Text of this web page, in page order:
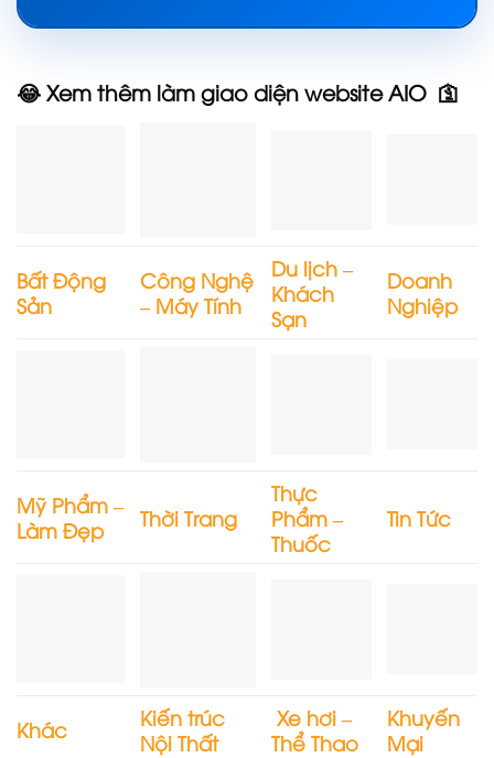
😂 Xem thêm làm giao diện website AIO 🛐
Bất Động
Sản
Công Nghệ
– Máy Tính
Du lịch –
Khách
Sạn
Doanh
Nghiệp
Mỹ Phẩm –
Làm Đẹp
Thời Trang
Thực
Phẩm –
Thuốc
Tin Tức
Khác
Kiến trúc
Nội Thất
Xe hơi –
Thể Thao
Khuyến
Mại